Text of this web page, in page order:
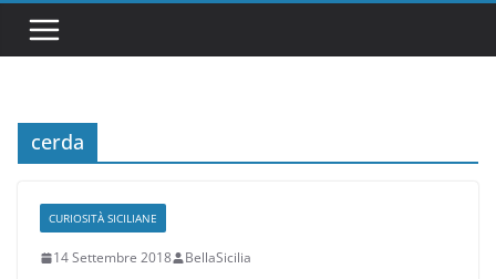
cerda
CURIOSITÀ SICILIANE
14 Settembre 2018 BellaSicilia